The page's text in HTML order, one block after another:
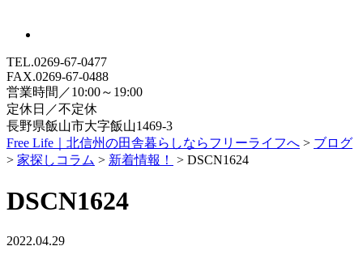
TEL.0269-67-0477
FAX.0269-67-0488
営業時間／10:00～19:00
定休日／不定休
長野県飯山市大字飯山1469-3
Free Life｜北信州の田舎暮らしならフリーライフへ > ブログ
> 家探しコラム > 新着情報！ > DSCN1624
DSCN1624
2022.04.29